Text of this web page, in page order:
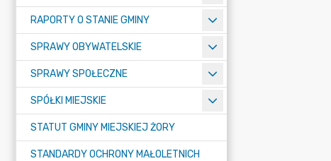
RAPORTY O STANIE GMINY
SPRAWY OBYWATELSKIE
SPRAWY SPOŁECZNE
SPÓŁKI MIEJSKIE
STATUT GMINY MIEJSKIEJ ŻORY
STANDARDY OCHRONY MAŁOLETNICH